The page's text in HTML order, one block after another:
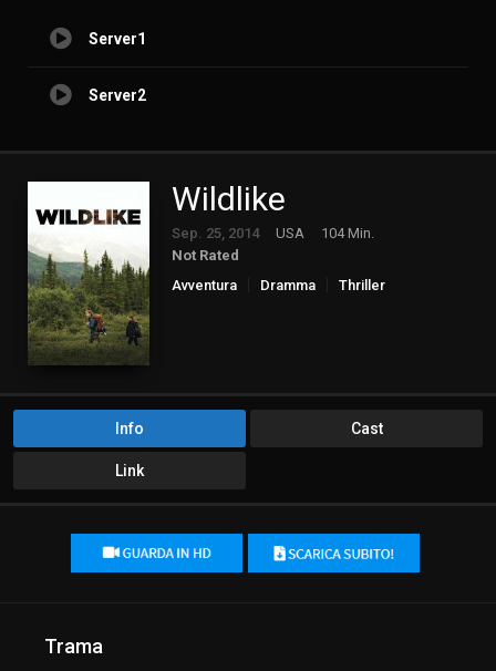
Server1
Server2
Wildlike
Sep. 25, 2014 USA
104 Min.
Not Rated
Avventura
Dramma Thriller
Info Cast
Link
Trama